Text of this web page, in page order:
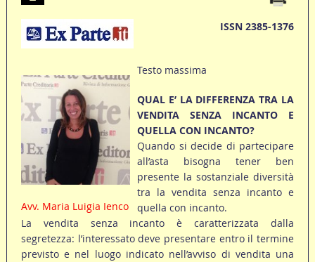
ISSN 2385-1376
Avv. Maria Luigia Ienco
Testo massima
QUAL E’ LA DIFFERENZA TRA LA
VENDITA SENZA INCANTO E
QUELLA CON INCANTO?
Quando si decide di partecipare
all’asta bisogna tener ben
presente la sostanziale diversità
tra la vendita senza incanto e
quella con incanto.
La vendita senza incanto è caratterizzata dalla
segretezza: l’interessato deve presentare entro il termine
previsto e nel luogo indicato nell’avviso di vendita una